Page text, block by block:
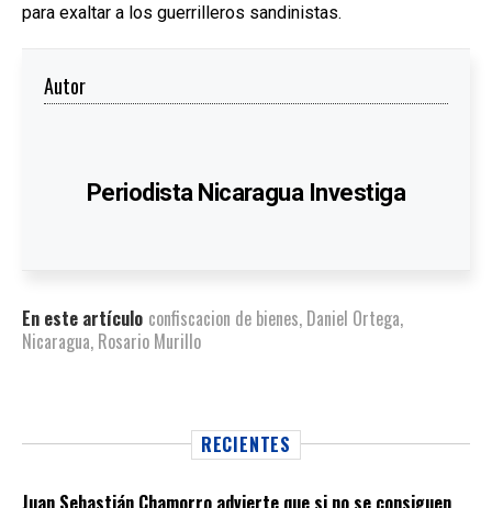
para exaltar a los guerrilleros sandinistas.
Autor
Periodista Nicaragua Investiga
En este artículo confiscacion de bienes, Daniel Ortega,
Nicaragua, Rosario Murillo
RECIENTES
Juan Sebastián Chamorro advierte que si no se consiguen